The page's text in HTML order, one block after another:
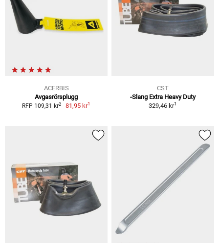
ACERBIS
Avgasrörsplugg
RFP 109,31 kr2 81,95 kr1
CST
-Slang Extra Heavy Duty
329,46 kr1